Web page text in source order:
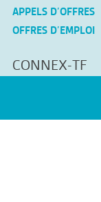
APPELS D’OFFRES
OFFRES D’EMPLOI
CONNEX-TF